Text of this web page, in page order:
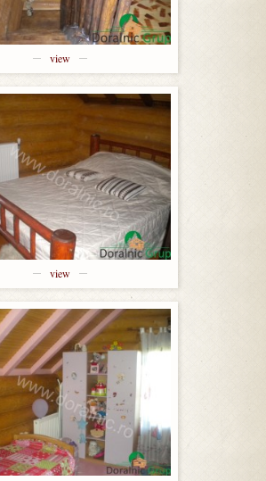
view
view